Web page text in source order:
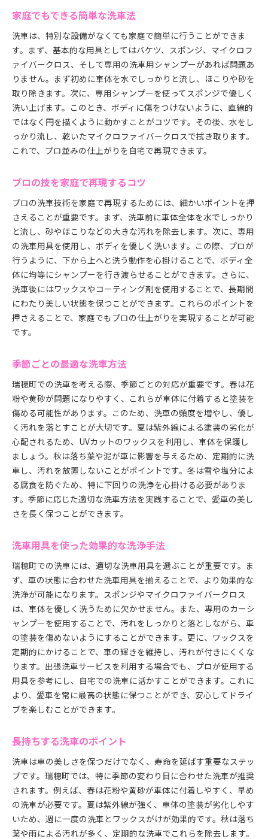
家庭でもできる簡単な洗車法
洗車は、特別な設備がなくても家庭で簡単に行うことができま
す。まず、基本的な用具としてはバケツ、スポンジ、マイクロフ
ァイバークロス、そして専用の洗車用シャンプーがあれば問題あ
りません。まず初めに車体を水でしっかりと流し、ほこりや砂を
取り除きます。次に、専用シャンプーを使ってスポンジで優しく
洗い上げます。このとき、ボディに傷をつけないように、直線的
ではなく円を描くように動かすことがコツです。その後、水をし
っかり流し、乾いたマイクロファイバークロスで拭き取ります。
これで、プロ並みの仕上がりを自宅で再現できます。
プロの技を家庭で再現するコツ
プロの洗車技術を家庭で再現するためには、細かいポイントを押
さえることが重要です。まず、洗車前に車体全体を水でしっかり
と流し、砂やほこりなどの大きな汚れを除去します。次に、専用
の洗車用具を使用し、ボディを優しく洗います。この際、プロが
行うように、下から上へと洗う動作を心掛けることで、ボディ全
体に均等にシャンプーを行き渡らせることができます。さらに、
洗車後にはワックスやコーティング剤を使用することで、長期間
にわたり美しい状態を保つことができます。これらのポイントを
押さえることで、家庭でもプロの仕上がりを実現することが可能
です。
季節ごとの最適な洗車方法
瑞穂町での洗車を考える際、季節ごとの対応が重要です。春は花
粉や黄砂が問題になりやすく、これらが車体に付着すると塗装を
傷める可能性があります。このため、洗車の頻度を増やし、優し
く汚れを落とすことが大切です。夏は紫外線による塗装の劣化が
心配されるため、UVカットのワックスを利用し、車体を保護し
ましょう。秋は落ち葉や泥が車に影響を与えるため、定期的に洗
車し、汚れを放置しないことがポイントです。冬は雪や塩分によ
る腐食を防ぐため、特に下回りの洗浄を心掛ける必要がありま
す。季節に応じた適切な洗車方法を実践することで、愛車の美し
さを長く保つことができます。
洗車用具を使った効果的な洗浄手法
瑞穂町での洗車には、適切な洗車用具を選ぶことが重要です。ま
ず、車の状態に合わせた洗車用具を揃えることで、より効果的な
洗浄が可能になります。スポンジやマイクロファイバークロス
は、車体を優しく洗うために欠かせません。また、専用のカーシ
ャンプーを使用することで、汚れをしっかりと落としながら、車
の塗装を傷めないようにすることができます。更に、ワックスを
定期的にかけることで、車の輝きを維持し、汚れが付きにくくな
ります。出張洗車サービスを利用する場合でも、プロが使用する
用具を参考にし、自宅での洗車に活かすことができます。これに
より、愛車を常に最高の状態に保つことができ、安心してドライ
ブを楽しむことができます。
長持ちする洗車のポイント
洗車は車の美しさを保つだけでなく、寿命を延ばす重要なステッ
プです。瑞穂町では、特に季節の変わり目に合わせた洗車が推奨
されます。例えば、春は花粉や黄砂が車体に付着しやすく、早め
の洗車が必要です。夏は紫外線が強く、車体の塗装が劣化しやす
いため、週に一度の洗車とワックスがけが効果的です。秋は落ち
葉や雨による汚れが多く、定期的な洗車でこれらを除去します。